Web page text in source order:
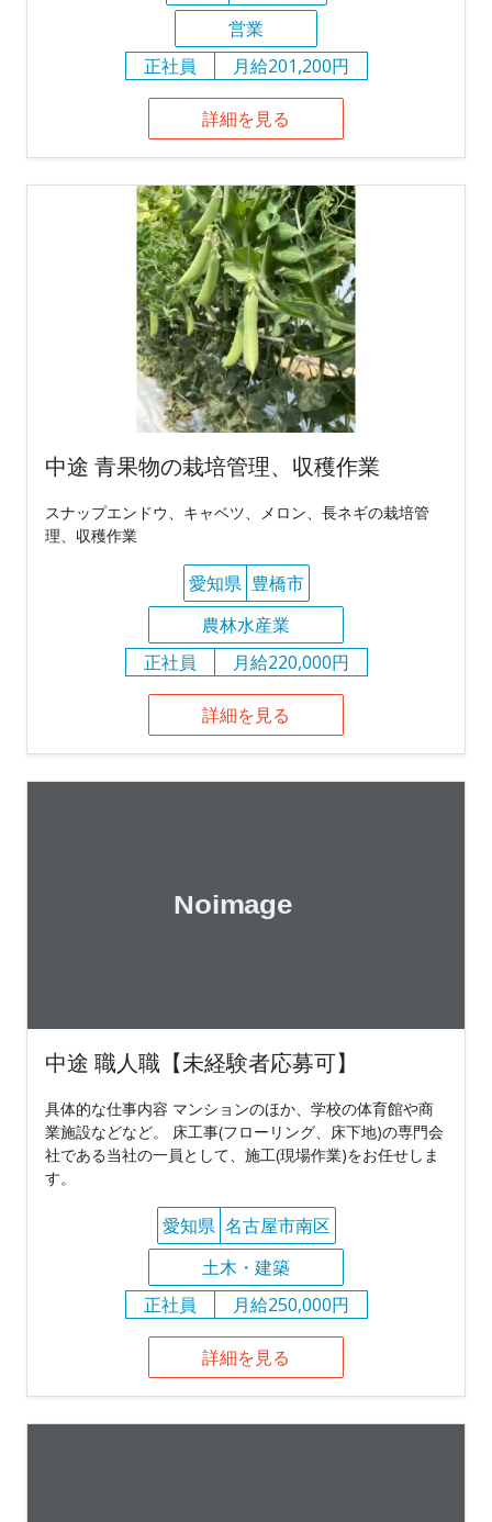
営業
正社員
月給201,200円
詳細を見る
中途 青果物の栽培管理、収穫作業
スナップエンドウ、キャベツ、メロン、長ネギの栽培管
理、収穫作業
愛知県 豊橋市
農林水産業
正社員
月給220,000円
詳細を見る
中途 職人職【未経験者応募可】
具体的な仕事内容 マンションのほか、学校の体育館や商
業施設などなど。 床工事(フローリング、床下地)の専門会
社である当社の一員として、施工(現場作業)をお任せしま
す。
愛知県 名古屋市南区
土木・建築
正社員
月給250,000円
詳細を見る